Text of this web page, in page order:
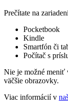
Prečítate na
Pocketbook
Kindle
Smartfón či
Počítač s
Nie je možné meniť
väčšie obrazovky.
Viac informácií v